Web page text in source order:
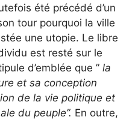
été précédé d’un
tour pourquoi la ville
une utopie. Le libre
est resté sur le
d’emblée que ” la
et sa conception
de la vie politique et
du peuple”. En outre,